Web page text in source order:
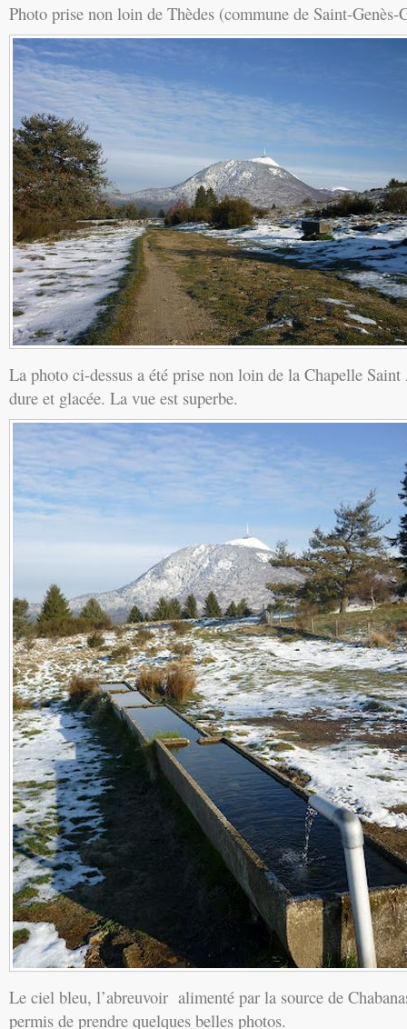
Photo prise non loin de Thèdes (commune de Saint-Genès-
La photo ci-dessus a été prise non loin de la Chapelle
dure et glacée. La vue est superbe.
Le ciel bleu, l’abreuvoir alimenté par la source de
permis de prendre quelques belles photos.